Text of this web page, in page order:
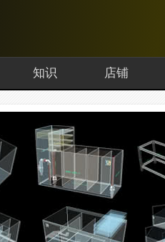
知识 店铺